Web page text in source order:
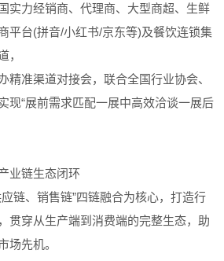
实力经销商、代理商、大型商超、生鲜
平台(拼音/小红书/京东等)及餐饮连锁集
，
精准渠道对接会，联合全国行业协会、
现“展前需求匹配一展中高效洽谈一展后
业链生态闭环
链、销售链”四链融合为核心，打造行
贯穿从生产端到消费端的完整生态，助
场先机。